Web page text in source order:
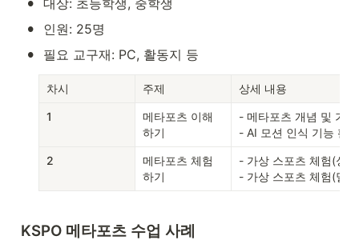
대상: 초등학생, 중학생
• 인원: 25명
• 필요 교구재: PC, 활동지 등
차시 주제 상세 내용
1
메타포츠 이해
하기
- 메타포츠 개념 및 가
- AI 모션 인식 기능 활
2
메타포츠 체험
하기
- 가상 스포츠 체험(싱
- 가상 스포츠 체험(멀
KSPO 메타포츠 수업 사례